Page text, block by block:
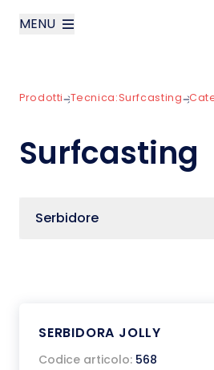
MENU
Prodotti
Prodotti Tecnica:Surfcasting
Surfcasting
Serbidore
SERBIDORA JOLLY
Codice articolo: 568